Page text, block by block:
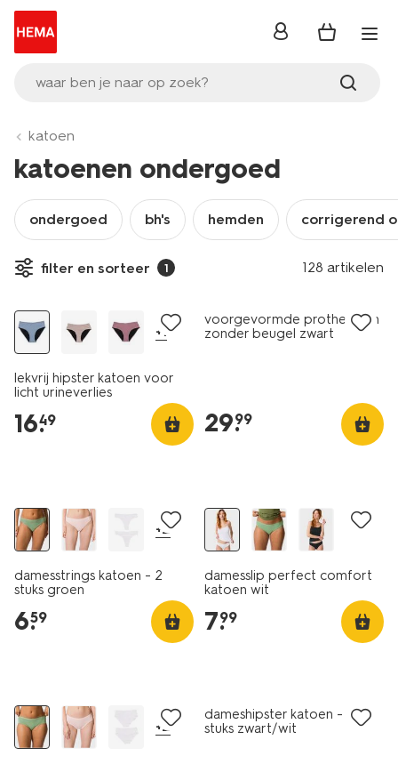
waar ben je naar op zoek?
inloggen
katoen
katoenen ondergoed
ondergoed bh's hemden corrigerend
filter en sorteer 1 128 artikelen
+1
lekvrij hipster katoen voor
licht urineverlies
16.
49
voorgevormde prothese bh
zonder beugel zwart
29.
99
+2
damesstrings katoen - 2
stuks groen
6.
59
damesslip perfect comfort
katoen wit
7.
99
+2
dameshipster katoen - 2
stuks zwart/wit